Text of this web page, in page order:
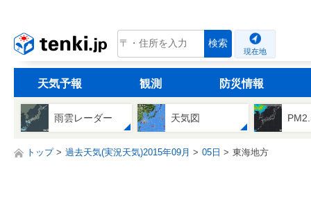
tenki.jp 検索
現在地
天気予報 観測 防災情報
雨雲レーダー 天気図
トップ 過去天気(実況天気)2015年09月 05日 東海地方